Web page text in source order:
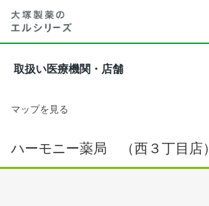
取扱い医療機関・店舗
マップを見る
ハーモニー薬局 （西３丁目店）